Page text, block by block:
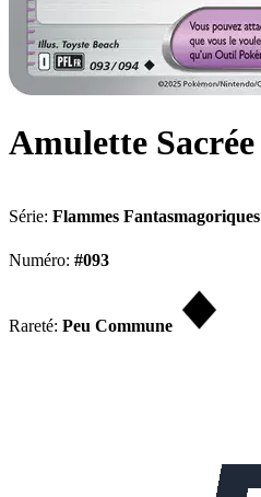
Amulette Sacrée
Série: Flammes Fantasmagoriques
Numéro: #093
Rareté: Peu Commune